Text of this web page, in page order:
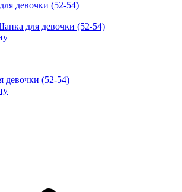
для девочки (52-54)
девочки (52-54)